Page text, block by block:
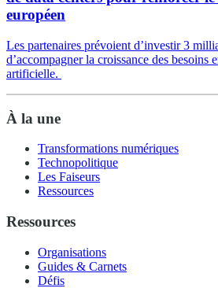
européen
Les partenaires prévoient d’investir 3
d’accompagner la croissance des besoins
artificielle.
À la une
Transformations numériques
Technopolitique
Les Faiseurs
Ressources
Ressources
Organisations
Guides & Carnets
Défis